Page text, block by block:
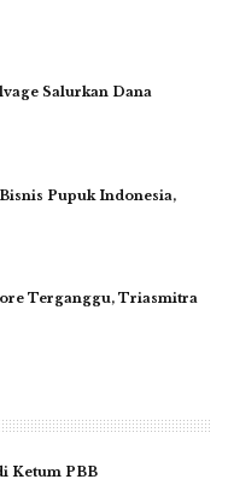
Salurkan Dana
Pupuk Indonesia,
Terganggu, Triasmitra
Ketum PBB